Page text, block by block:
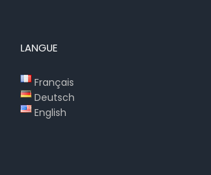
LANGUE
Français
Deutsch
English